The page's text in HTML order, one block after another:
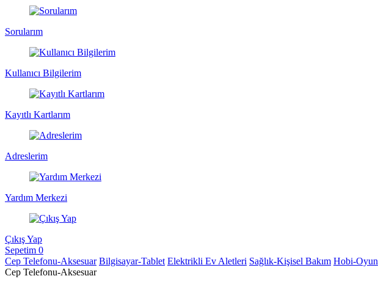
Sorularım
Kullanıcı Bilgilerim
Kayıtlı Kartlarım
Adreslerim
Yardım Merkezi
Çıkış Yap
Sepetim 0
Cep Telefonu-Aksesuar Bilgisayar-Tablet Elektrikli Ev Aletleri Sağlık-Kişisel Bakım Hobi-Oyun
Cep Telefonu-Aksesuar